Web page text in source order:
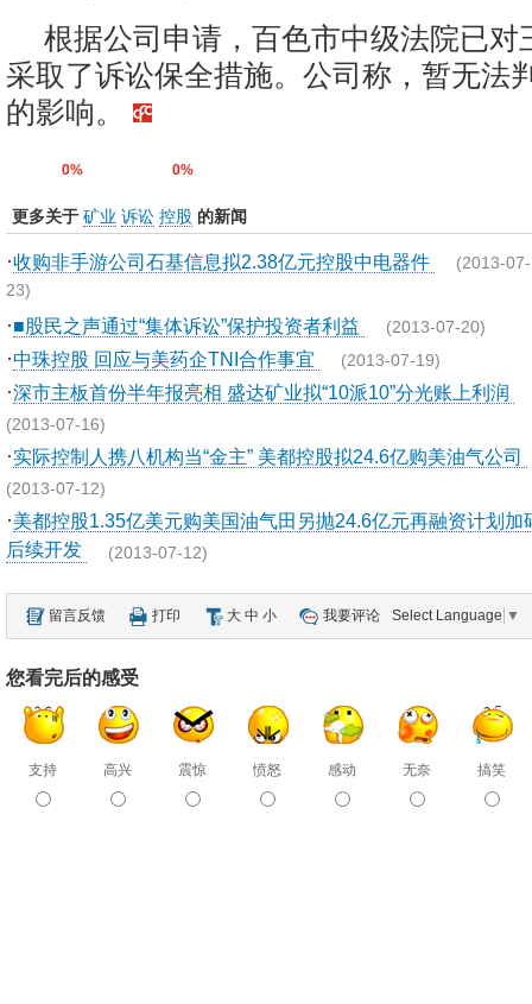
根据公司申请，百色市中级法院已对
采取了诉讼保全措施。公司称，暂无法
的影响。
0% 0%
更多关于 矿业 诉讼 控股 的新闻
·收购非手游公司石基信息拟2.38亿元控股中电器件 (2013-07-
23)
·■股民之声通过“集体诉讼”保护投资者利益 (2013-07-20)
·中珠控股 回应与美药企TNI合作事宜 (2013-07-19)
·深市主板首份半年报亮相 盛达矿业拟“10派10”分光账上利润
(2013-07-16)
·实际控制人携八机构当“金主” 美都控股拟24.6亿购美油气公司
(2013-07-12)
·美都控股1.35亿美元购美国油气田另抛24.6亿元再融资计划加
后续开发 (2013-07-12)
留言反馈 打印 大 中 小 我要评论 Select Language ▼
您看完后的感受
支持 高兴 震惊 愤怒 感动 无奈 搞笑